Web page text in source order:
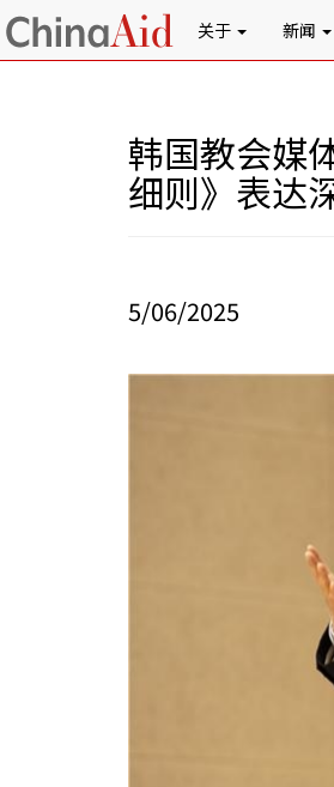
关于 新闻
韩国教会媒
细则》表达
5/06/2025